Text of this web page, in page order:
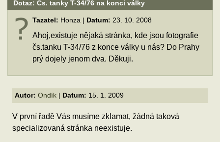
Dotaz: Čs. tanky T-34/76 na konci války
Tazatel: Honza | Datum: 23. 10. 2008
Ahoj,existuje nějaká stránka, kde jsou fotografie
čs.tanku T-34/76 z konce války u nás? Do Prahy
prý dojely jenom dva. Děkuji.
Autor: Ondík Datum: 15. 1. 2009
V první řadě Vás musíme zklamat, žádná taková
specializovaná stránka neexistuje.